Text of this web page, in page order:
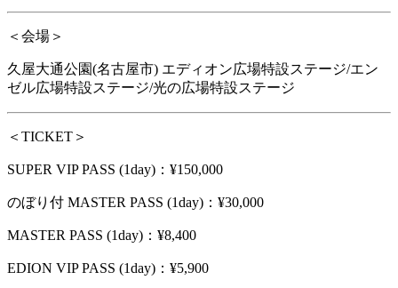
＜会場＞
久屋大通公園(名古屋市) エディオン広場特設ステージ/エン
ゼル広場特設ステージ/光の広場特設ステージ
＜ TICKET ＞
SUPER VIP PASS (1day)：¥150,000
のぼり付 MASTER PASS (1day)：¥30,000
MASTER PASS (1day)：¥8,400
EDION VIP PASS (1day)：¥5,900